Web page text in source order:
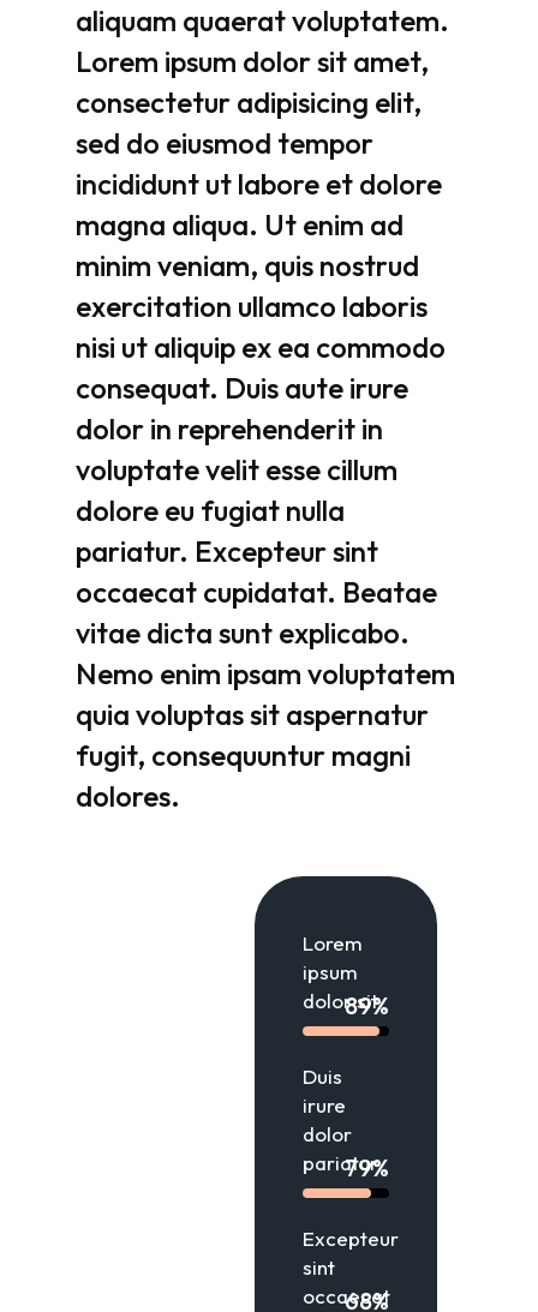
aliquam quaeratvoluptatem.
Lorem ipsum dolorsit amet,
consectetur adipisicing elit,
sed do eiusmod tempor
incididunt ut labore et dolore
magna aliqua. Ut enim ad
minim veniam, quis nostrud
exercitation ullamco laboris
nisi ut aliquip ex ea commodo
consequat. Duis aute irure
dolor in reprehenderit in
voluptatevelit esse cillum
dolore eu fugiat nulla
pariatur. Excepteursint
occaecat cupidatat. Beatae
vitae dicta sunt explicabo.
Nemo enim ipsam voluptatem
quia voluptassit aspernatur
fugit, consequuntur magni
dolores.
Lorem
ipsum
dolor sit
89%
Duis
irure
dolor
pariatur
79%
Excepteur
sint
occaecat
68%